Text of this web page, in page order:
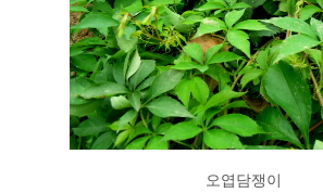
오엽담쟁이